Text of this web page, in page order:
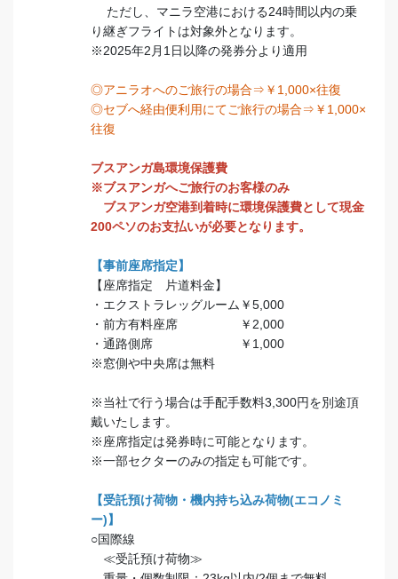
ただし、マニラ空港における24時間以内の乗
り継ぎフライトは対象外となります。
※2025年2月1日以降の発券分より適用
◎アニラオへのご旅行の場合⇒￥1,000×往復
◎セブへ経由便利用にてご旅行の場合⇒￥1,000×
往復
ブスアンガ島環境保護費
※ブスアンガへご旅行のお客様のみ
ブスアンガ空港到着時に環境保護費として現金
200ペソのお支払いが必要となります。
【事前座席指定】
【座席指定 片道料金】
・エクストラレッグルーム￥5,000
・前方有料座席 ￥2,000
・通路側席 ￥1,000
※窓側や中央席は無料
※当社で行う場合は手配手数料3,300円を別途頂
戴いたします。
※座席指定は発券時に可能となります。
※一部セクターのみの指定も可能です。
【受託預け荷物・機内持ち込み荷物(エコノミ
ー)】
○国際線
≪受託預け荷物≫